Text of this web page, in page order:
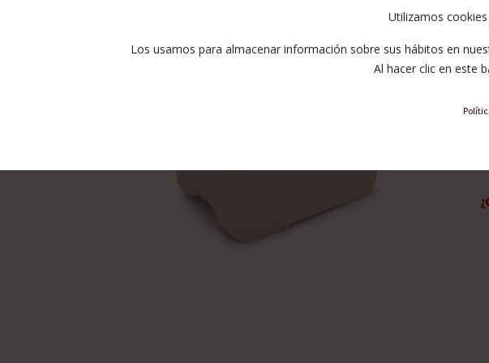
Utilizamos
Los usamos para almacenar información sobre sus hábitos en
Al hacer clic en este